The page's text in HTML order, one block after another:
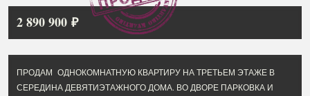
2 890 900 ₽
ПРОДАМ ОДНОКОМНАТНУЮ КВАРТИРУ НА ТРЕТЬЕМ ЭТАЖЕ В
СЕРЕДИНА ДЕВЯТИЭТАЖНОГО ДОМА. ВО ДВОРЕ ПАРКОВКА И